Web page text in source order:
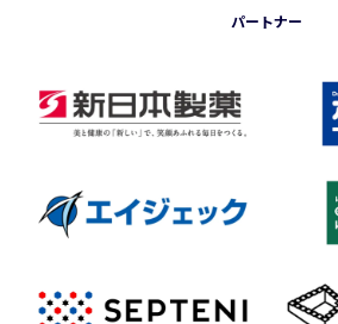
パートナー